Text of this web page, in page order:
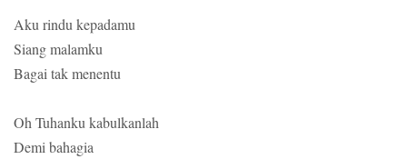
Aku rindu kepadamu
Siang malamku
Bagai tak menentu
Oh Tuhanku kabulkanlah
Demi bahagia